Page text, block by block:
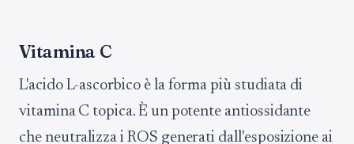
Vitamina C
L'acido L-ascorbico è la forma più studiata di
vitamina C topica. È un potente antiossidante
che neutralizza i ROS generati dall'esposizione ai